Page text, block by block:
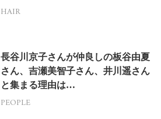
HAIR
長谷川京子さんが仲良しの板谷由夏
さん、吉瀬美智子さん、井川遥さん
と集まる理由は…
PEOPLE